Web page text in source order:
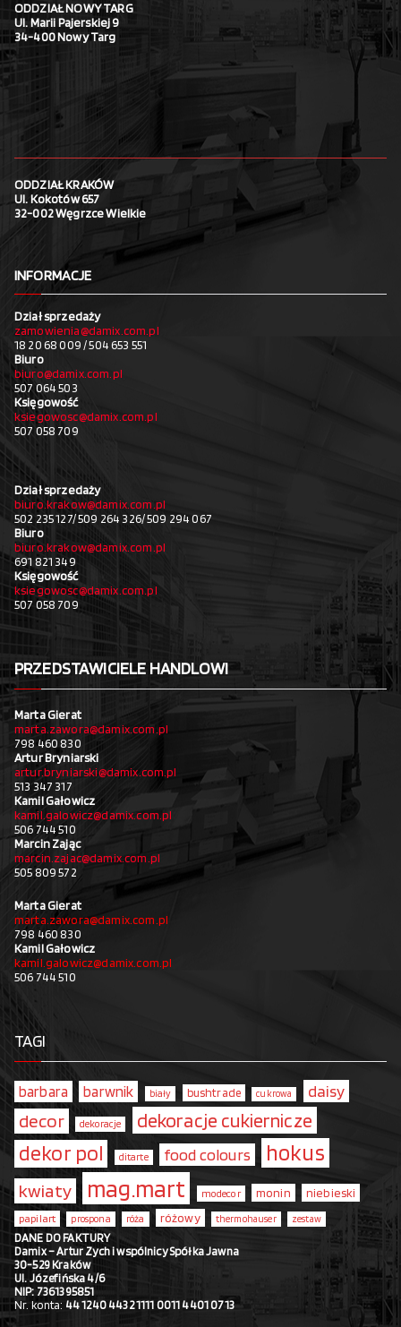
ODDZIAŁ NOWY TARG
Ul. Marii Pajerskiej 9
34-400 Nowy Targ
ODDZIAŁ KRAKÓW
Ul. Kokotów 657
32-002 Węgrzce Wielkie
INFORMACJE
Dział sprzedaży
zamowienia@damix.com.pl
18 20 68 009 / 504 653 551
Biuro
biuro@damix.com.pl
507 064 503
Księgowość
ksiegowosc@damix.com.pl
507 058 709
Dział sprzedaży
biuro.krakow@damix.com.pl
502 235 127/ 509 264 326/ 509 294 067
Biuro
biuro.krakow@damix.com.pl
691 821 349
Księgowość
ksiegowosc@damix.com.pl
507 058 709
PRZEDSTAWICIELE HANDLOWI
Marta Gierat
marta.zawora@damix.com.pl
798 460 830
Artur Bryniarski
artur.bryniarski@damix.com.pl
513 347 317
Kamil Gałowicz
kamil.galowicz@damix.com.pl
506 744 510
Marcin Zając
marcin.zajac@damix.com.pl
505 809 572
Marta Gierat
marta.zawora@damix.com.pl
798 460 830
Kamil Gałowicz
kamil.galowicz@damix.com.pl
506 744 510
TAGI
barbara barwnik biały bushtrade cukrowa daisy
decor dekoracje dekoracje cukiernicze
dekor pol ditarte food colours hokus
kwiaty mag.mart modecor monin niebieski
papilart prospona róża różowy thermohauser zestaw
DANE DO FAKTURY
Damix – Artur Zych i wspólnicy Spółka Jawna
30-529 Kraków
Ul. Józefińska 4/6
NIP: 7361395851
Nr. konta: 44 1240 4432 1111 0011 4401 0713